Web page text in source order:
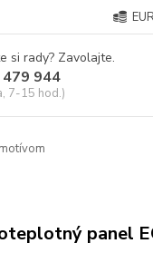
si rady? Zavolajte.
944
7-15 hod.)
panel